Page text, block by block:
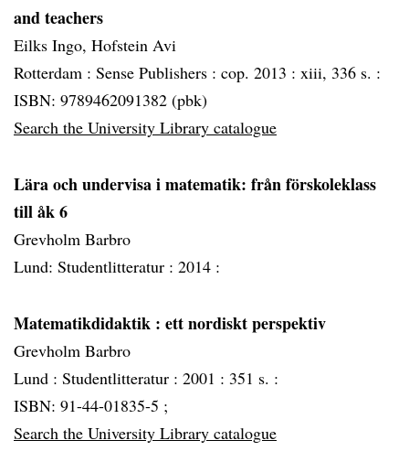
and teachers
Eilks Ingo, Hofstein Avi
Rotterdam : Sense Publishers : cop. 2013 : xiii, 336 s. :
ISBN: 9789462091382 (pbk)
Search the University Library catalogue
Lära och undervisa i matematik: från förskoleklass
till åk 6
Grevholm Barbro
Lund: Studentlitteratur : 2014 :
Matematikdidaktik : ett nordiskt perspektiv
Grevholm Barbro
Lund : Studentlitteratur : 2001 : 351 s. :
ISBN: 91-44-01835-5 ;
Search the University Library catalogue